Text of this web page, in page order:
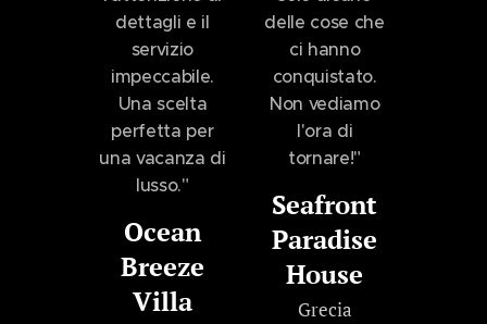
dettagli e il
servizio
impeccabile.
Una scelta
perfetta per
una vacanza di
lusso."
Ocean
Breeze
Villa
delle cose che
ci hanno
conquistato.
Non vediamo
l'ora di
tornare!"
Seafront
Paradise
House
Grecia